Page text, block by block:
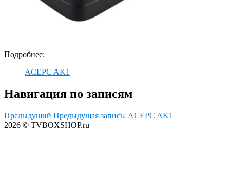
Подробнее:
ACEPC AK1
Навигация по записям
Предыдущий Предыдущая запись: ACEPC AK1
2026 © TVBOXSHOP.ru